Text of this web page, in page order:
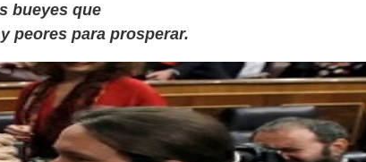
bueyes que
peores para prosperar.